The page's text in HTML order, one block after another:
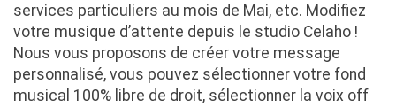
services particuliers au mois de Mai, etc. Modifiez
votre musique d’attente depuis le studio Celaho !
Nous vous proposons de créer votre message
personnalisé, vous pouvez sélectionner votre fond
musical 100% libre de droit, sélectionner la voix off